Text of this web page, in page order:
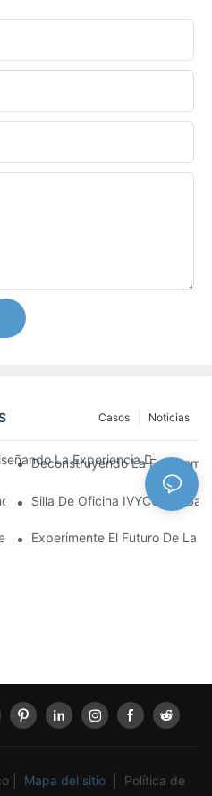
Noticias
Casos
La Experiencia De
Deconstruyendo La
Superior Gracias A Un
Silla De Oficina IVYCO:
La Comodidad En El
Experimente El Futuro De La
| Mapa del sitio
Política de